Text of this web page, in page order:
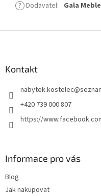
? Dodavatel: Gala Meble
Kontakt
nabytek.kostelec@
+420 739 000 807
https://
Informace pro vás
Blog
Jak nakupovat